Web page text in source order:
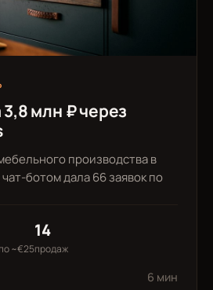
млн ₽ через
производства в
ботом дала 66 заявок по
~€25
14
продаж
6 мин